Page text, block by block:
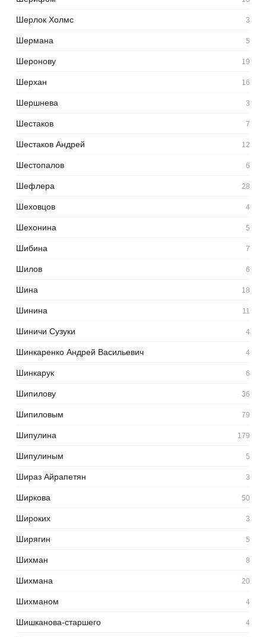
Шерлок Холмс 3
Шермана 5
Шеронову 19
Шерхан 16
Шершнева 3
Шестаков 7
Шестаков Андрей 12
Шестопалов 6
Шефлера 28
Шеховцов 4
Шехонина 5
Шибина 7
Шилов 6
Шина 18
Шинина 11
Шиничи Сузуки 4
Шинкаренко Андрей Васильевич 4
Шинкарук 6
Шипилову 36
Шипиловым 79
Шипулина 179
Шипулиным 5
Шираз Айрапетян 3
Ширкова 50
Широких 3
Ширягин 5
Шихман 8
Шихмана 20
Шихманом 4
Шишканова-старшего 4